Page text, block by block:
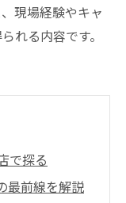
現場経験やキャ
れる内容です。
で探る
最前線を解説